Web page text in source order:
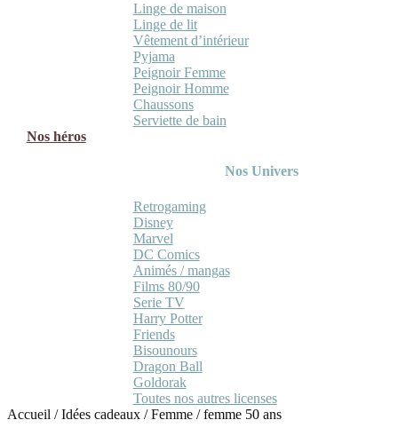
Linge de maison
Linge de lit
Vêtement d’intérieur
Pyjama
Peignoir Femme
Peignoir Homme
Chaussons
Serviette de bain
Nos héros
Nos Univers
Retrogaming
Disney
Marvel
DC Comics
Animés / mangas
Films 80/90
Serie TV
Harry Potter
Friends
Bisounours
Dragon Ball
Goldorak
Toutes nos autres licenses
Accueil /Idées cadeaux /Femme /femme 50 ans